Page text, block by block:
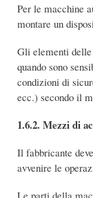
Per le macchine
montare un
Gli elementi delle
quando sono
condizioni di
ecc.) secondo il
1.6.2. Mezzi di
Il fabbricante
avvenire le
Le parti della